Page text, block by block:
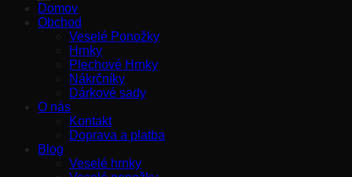
Domov
Obchod
Veselé Ponožky
Hrnky
Plechové Hrnky
Nákrčníky
Dárkové sady
O nás
Kontakt
Doprava a platba
Blog
Veselé hrnky